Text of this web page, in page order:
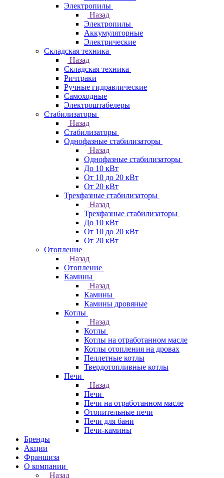
Электропилы
Назад
Электропилы
Аккумуляторные
Электрические
Складская техника
Назад
Складская техника
Ричтраки
Ручные гидравлические
Самоходные
Электроштабелеры
Стабилизаторы
Назад
Стабилизаторы
Однофазные стабилизаторы
Назад
Однофазные стабилизаторы
До 10 кВт
От 10 до 20 кВт
От 20 кВт
Трехфазные стабилизаторы
Назад
Трехфазные стабилизаторы
До 10 кВт
От 10 до 20 кВт
От 20 кВт
Отопление
Назад
Отопление
Камины
Назад
Камины
Камины дровяные
Котлы
Назад
Котлы
Котлы на отработанном масле
Котлы отопления на дровах
Пеллетные котлы
Твердотопливные котлы
Печи
Назад
Печи
Печи на отработанном масле
Отопительные печи
Печи для бани
Печи-камины
Бренды
Акции
Франшиза
О компании
Назад